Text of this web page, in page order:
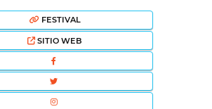
FESTIVAL
SITIO WEB